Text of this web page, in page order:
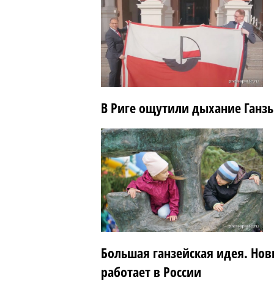
В Риге ощутили дыхание
Большая ганзейская идея.
работает в России